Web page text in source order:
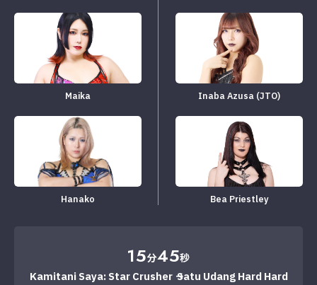
Maika
Hanako
Inaba Azusa (JTO)
Bea Priestley
15分45秒
Kamitani Saya: Star Crusher → Satu Udang Hard Hard